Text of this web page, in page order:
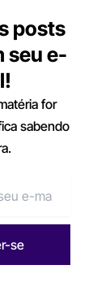
posts
seu e-
for
sabendo
se